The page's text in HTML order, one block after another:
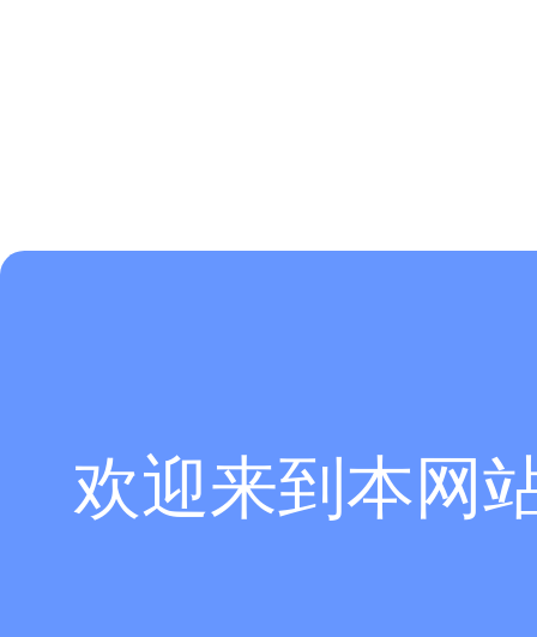
欢迎来到本网